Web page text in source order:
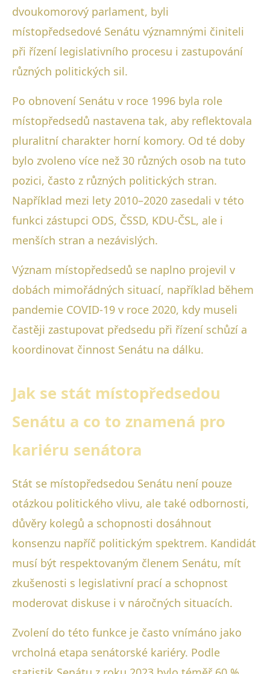
dvoukomorový parlament, byli
místopředsedové Senátu významnými činiteli
při řízení legislativního procesu i zastupování
různých politických sil.
Po obnovení Senátu v roce 1996 byla role
místopředsedů nastavena tak, aby reflektovala
pluralitní charakter horní komory. Od té doby
bylo zvoleno více než 30 různých osob na tuto
pozici, často z různých politických stran.
Například mezi lety 2010–2020 zasedali v této
funkci zástupci ODS, ČSSD, KDU-ČSL, ale i
menších stran a nezávislých.
Význam místopředsedů se naplno projevil v
dobách mimořádných situací, například během
pandemie COVID-19 v roce 2020, kdy museli
častěji zastupovat předsedu při řízení schůzí a
koordinovat činnost Senátu na dálku.
Jak se stát místopředsedou
Senátu a co to znamená pro
kariéru senátora
Stát se místopředsedou Senátu není pouze
otázkou politického vlivu, ale také odbornosti,
důvěry kolegů a schopnosti dosáhnout
konsenzu napříč politickým spektrem. Kandidát
musí být respektovaným členem Senátu, mít
zkušenosti s legislativní prací a schopnost
moderovat diskuse i v náročných situacích.
Zvolení do této funkce je často vnímáno jako
vrcholná etapa senátorské kariéry. Podle